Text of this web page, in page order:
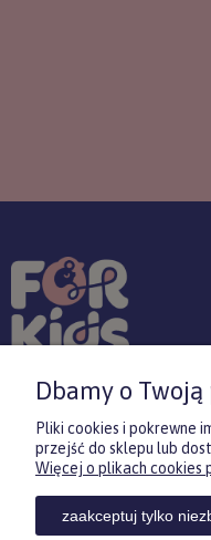
Dbamy o
Pliki cookies i pokrewne
przejść do sklepu lub
Więcej o plikach cookies
zaakceptuj tylko